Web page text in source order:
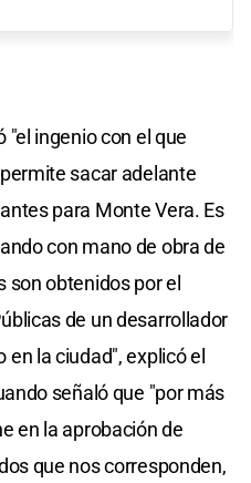
"el ingenio con el que
sacar adelante
para Monte Vera. Es
con mano de obra de
son obtenidos por el
de un desarrollador
la ciudad", explicó el
señaló que "por más
en la aprobación de
que nos corresponden,